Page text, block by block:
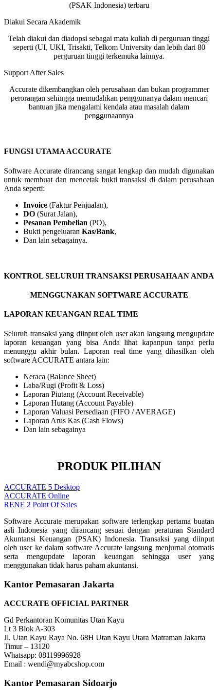
(PSAK Indonesia) terbaru
Diakui Secara Akademik
Telah diakui dan diadopsi sebagai mata kuliah di perguruan tinggi
seperti (UI, UKI, Trisakti, Telkom University dan lebih dari 80
perguruan tinggi terkemuka lainnya.
Support After Sales
Accurate dikembangkan oleh perusahaan dan bukan programmer
perorangan sehingga memudahkan penggunanya dalam mencari
bantuan jika mengalami kendala atau masalah dalam
penggunaannya
FUNGSI UTAMA ACCURATE
Software Accurate dirancang sangat lengkap dan mudah digunakan
untuk membuat dan mencetak bukti transaksi di dalam perusahaan
Anda seperti:
Invoice (Faktur Penjualan),
DO (Surat Jalan),
Pesanan Pembelian (PO),
Bukti pengeluaran Kas/Bank,
Dan lain sebagainya.
KONTROL SELURUH TRANSAKSI PERUSAHAAN ANDA
MENGGUNAKAN SOFTWARE ACCURATE
LAPORAN KEUANGAN REAL TIME
Seluruh transaksi yang diinput oleh user akan langsung mengupdate
laporan keuangan yang bisa Anda lihat kapanpun tanpa perlu
menunggu akhir bulan. Laporan real time yang dihasilkan oleh
software ACCURATE antara lain:
Neraca (Balance Sheet)
Laba/Rugi (Profit & Loss)
Laporan Piutang (Account Receivable)
Laporan Hutang (Account Payable)
Laporan Valuasi Persediaan (FIFO / AVERAGE)
Laporan Arus Kas (Cash Flows)
Dan lain sebagainya
PRODUK PILIHAN
ACCURATE 5 Desktop
ACCURATE Online
RENE 2 Point Of Sales
Software Accurate merupakan software terlengkap pertama buatan
asli Indonesia yang dirancang sesuai dengan peraturan Standard
Akuntansi Keuangan (PSAK) Indonesia. Transaksi yang diinput
oleh user ke dalam software Accurate langsung menjurnal otomatis
serta mengupdate laporan keuangan sehingga user yang
menggunakan tidak harus paham akuntansi.
Kantor Pemasaran Jakarta
ACCURATE OFFICIAL PARTNER
Gd Perkantoran Komunitas Utan Kayu
Lt 3 Blok A-303
Jl. Utan Kayu Raya No. 68H Utan Kayu Utara Matraman Jakarta
Timur – 13120
Whatsapp: 08119996928
Email : wendi@myabcshop.com
Kantor Pemasaran Sidoarjo